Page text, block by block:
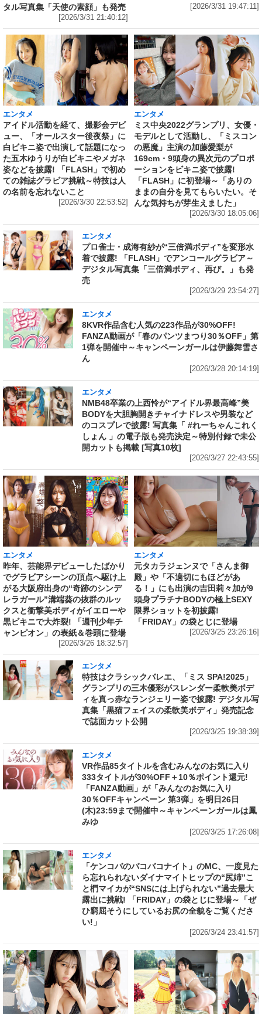
タル写真集「天使の素顔」も発売
[2026/3/31 21:40:12]
[2026/3/31 19:47:11]
エンタメ
アイドル活動を経て、撮影会デビ
ュー、「オールスター後夜祭」に
白ビキニ姿で出演して話題になっ
た五木ゆうりが白ビキニやメガネ
姿などを披露! 「FLASH」で初め
ての雑誌グラビア挑戦～特技は人
の名前を忘れないこと
[2026/3/30 22:53:52]
エンタメ
ミス中央2022グランプリ、女優・
モデルとして活動し、「ミスコン
の悪魔」主演の加藤愛梨が
169cm・9頭身の異次元のプロポ
ーションをビキニ姿で披露!
「FLASH」に初登場～「ありの
ままの自分を見てもらいたい。そ
んな気持ちが芽生えました」
[2026/3/30 18:05:06]
エンタメ
プロ雀士・成海有紗が“三倍満ボディ”を変形水
着で披露! 「FLASH」でアンコールグラビア～
デジタル写真集「三倍満ボディ、再び。」も発
売
[2026/3/29 23:54:27]
エンタメ
8KVR作品含む人気の223作品が30%OFF!
FANZA動画が「春のパンツまつり30％OFF」第
1弾を開催中～キャンペーンガールは伊藤舞雪さ
ん
[2026/3/28 20:14:19]
エンタメ
NMB48卒業の上西怜が“アイドル界最高峰”美
BODYを大胆胸開きチャイナドレスや男装など
のコスプレで披露! 写真集「 #れーちゃんこれく
しょん 」の電子版も発売決定～特別付録で未公
開カットも掲載 [写真10枚]
[2026/3/27 22:43:55]
エンタメ
昨年、芸能界デビューしたばかり
でグラビアシーンの頂点へ駆け上
がる大阪府出身の“奇跡のシンデ
レラガール”溝端葵の抜群のルッ
クスと衝撃美ボディがイエローや
黒ビキニで大炸裂! 「週刊少年チ
ャンピオン」の表紙＆巻頭に登場
[2026/3/26 18:32:57]
エンタメ
元タカラジェンヌで「さんま御
殿」や「不適切にもほどがあ
る！」にも出演の吉田莉々加が9
頭身プラチナBODYの極上SEXY
限界ショットを初披露!
「FRIDAY」の袋とじに登場
[2026/3/25 23:26:16]
エンタメ
特技はクラシックバレエ、「ミス SPA!2025」
グランプリの三木優彩がスレンダー柔軟美ボデ
ィを真っ赤なランジェリー姿で披露! デジタル写
真集「黒猫フェイスの柔軟美ボディ」発売記念
で誌面カット公開
[2026/3/25 19:38:39]
エンタメ
VR作品85タイトルを含むみんなのお気に入り
333タイトルが30%OFF＋10％ポイント還元!
「FANZA動画」が「みんなのお気に入り
30％OFFキャンペーン 第3弾」を明日26日
(木)23:59まで開催中～キャンペーンガールは鳳
みゆ
[2026/3/25 17:26:08]
エンタメ
「ケンコバのバコバコナイト」のMC、一度見た
ら忘れられないダイナマイトヒップの“尻姉”こ
と椚マイカが“SNSには上げられない”過去最大
露出に挑戦! 「FRIDAY」の袋とじに登場～「ぜ
ひ窮屈そうにしているお尻の全貌をご覧くださ
い!」
[2026/3/24 23:41:57]